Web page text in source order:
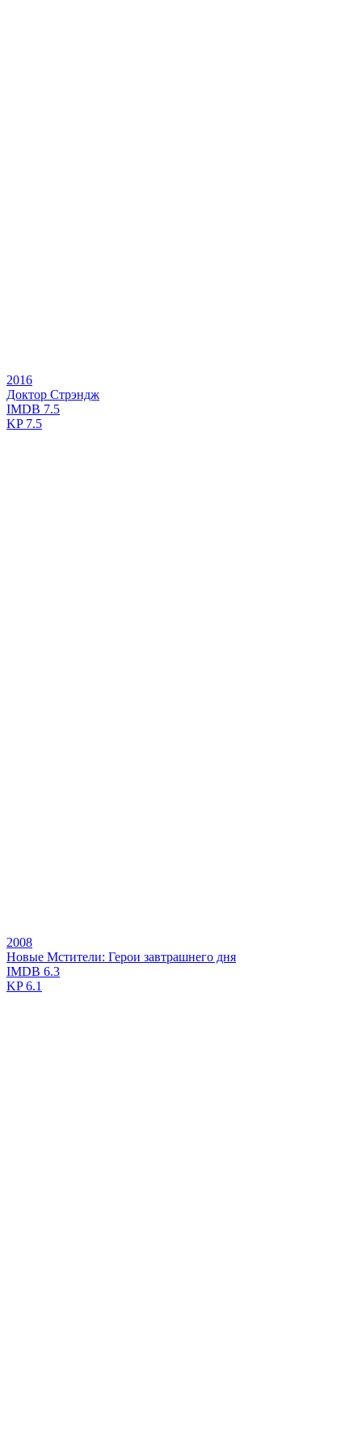
2016
Доктор Стрэндж
IMDB 7.5
KP7.5
2008
Новые Мстители: Герои завтрашнего дня
IMDB 6.3
KP6.1